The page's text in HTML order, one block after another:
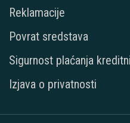
Reklamacije
Povrat sredstava
Sigurnost plaćanja
Izjava o privatnosti